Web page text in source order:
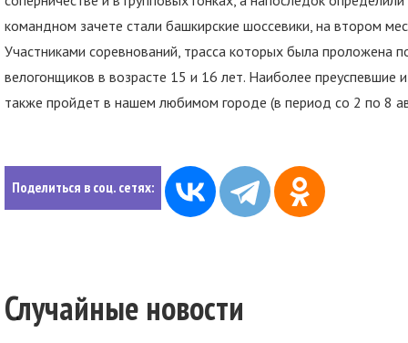
командном зачете стали башкирские шоссевики, на втором
Участниками соревнований, трасса которых была проложена
велогонщиков в возрасте 15 и 16 лет. Наиболее преуспевшие
также пройдет в нашем любимом городе (в период со 2 по 8
Поделиться в соц. сетях:
Случайные новости